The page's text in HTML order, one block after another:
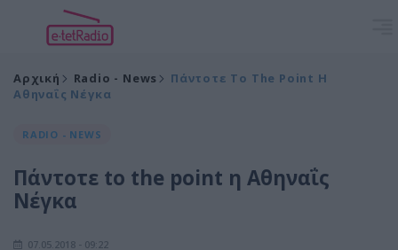
Αρχική Radio - News
Πάντοτε To The Point Η
Αθηναΐς Νέγκα
RADIO - NEWS
Πάντοτε to the point η Αθηναΐς
Νέγκα
07.05.2018 - 09:22